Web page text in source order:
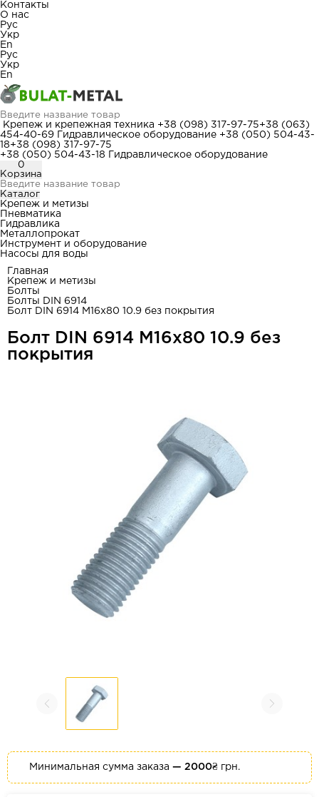
Контакты
О нас
Рус
Укр
En
Рус
Укр
En
Крепеж и крепежная техника +38 (098) 317-97-75+38 (063)
454-40-69
Гидравлическое оборудование +38 (050) 504-43-
18+38 (098) 317-97-75
+38 (050) 504-43-18
Гидравлическое оборудование
0
Корзина
Каталог
Крепеж и метизы
Пневматика
Гидравлика
Металлопрокат
Инструмент и оборудование
Насосы для воды
Главная
Крепеж и метизы
Болты
Болты DIN 6914
Болт DIN 6914 М16x80 10.9 без покрытия
Болт DIN 6914 М16x80 10.9 без
покрытия
Минимальная сумма заказа — 2000₴ грн.